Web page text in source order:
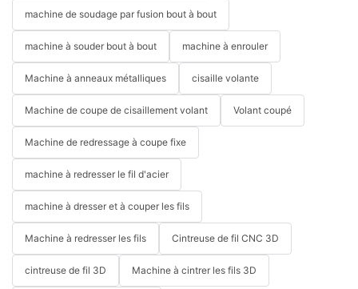
machine de soudage par fusion bout à bout
machine à souder bout à bout machine à enrouler
Machine à anneaux métalliques cisaille volante
Machine de coupe de cisaillement volant Volant coupé
Machine de redressage à coupe fixe
machine à redresser le fil d'acier
machine à dresser et à couper les fils
Machine à redresser les fils Cintreuse de fil CNC 3D
cintreuse de fil 3D Machine à cintrer les fils 3D